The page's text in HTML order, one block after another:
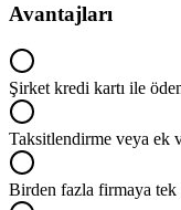
Avantajları
Şirket kredi kartı ile
Taksitlendirme veya ek
Birden fazla firmaya tek